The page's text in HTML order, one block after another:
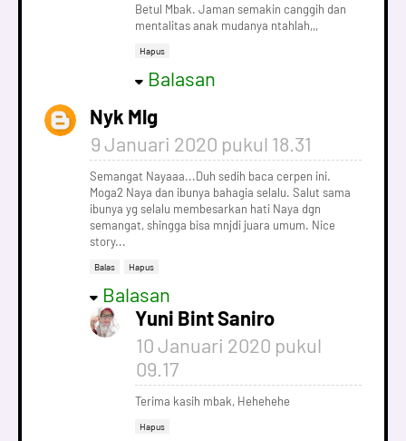
Betul Mbak. Jaman semakin canggih dan
mentalitas anak mudanya ntahlah,,,
Hapus
Balasan
Nyk Mlg
9 Januari 2020 pukul 18.31
Semangat Nayaaa...Duh sedih baca cerpen ini.
Moga2 Naya dan ibunya bahagia selalu. Salut sama
ibunya yg selalu membesarkan hati Naya dgn
semangat, shingga bisa mnjdi juara umum. Nice
story...
Balas Hapus
Balasan
Yuni Bint Saniro
10 Januari 2020 pukul
09.17
Terima kasih mbak, Hehehehe
Hapus